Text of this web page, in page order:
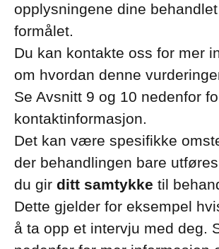
opplysningene dine
formålet.
Du kan kontakte oss for mer
om hvordan denne
Se Avsnitt 9 og 10 nedenfor
kontaktinformasjon.
Det kan være spesifikke
der behandlingen bare
du gir ditt samtykke til
Dette gjelder for eksempel
å ta opp et intervju med deg.